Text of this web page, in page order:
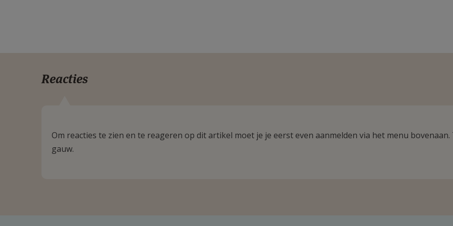
Reacties
Om reacties te zien en te reageren op dit artikel moet je je eerst even aanmelden via het menu
gauw.